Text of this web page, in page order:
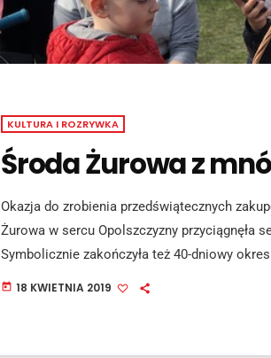
KULTURA I ROZRYWKA
Środa Żurowa z
Okazja do zrobienia przedświątecznych
Żurowa w sercu Opolszczyzny przyciągnęła
Symbolicznie zakończyła też 40-dniowy
mazurki, wędliny, żurek, chrzan, jajka oraz
today 18 KWIETNIA 2019